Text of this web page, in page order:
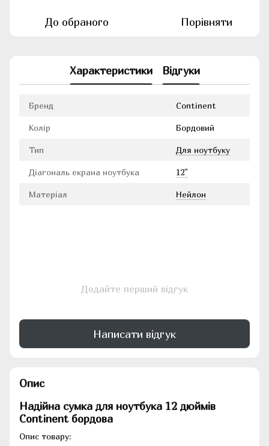
До обраного Порівняти
Характеристики Відгуки
Бренд Continent
Колір Бордовий
Тип Для ноутбуку
Діагональ екрана ноутбука 12"
Матеріал Нейлон
Додайте перший відгук
Написати відгук
Опис
Надійна сумка для ноутбука 12 дюймів
Continent бордова
Опис товару: